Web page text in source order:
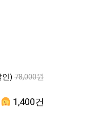
인) 78,000원
1,400건